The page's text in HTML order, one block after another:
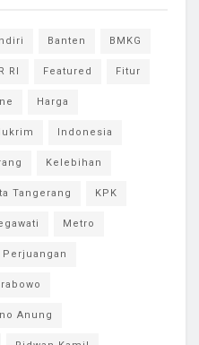
Banten BMKG
RI Featured Fitur
Harga
Indonesia
Kelebihan
Tangerang KPK
Metro
Perjuangan
Anung